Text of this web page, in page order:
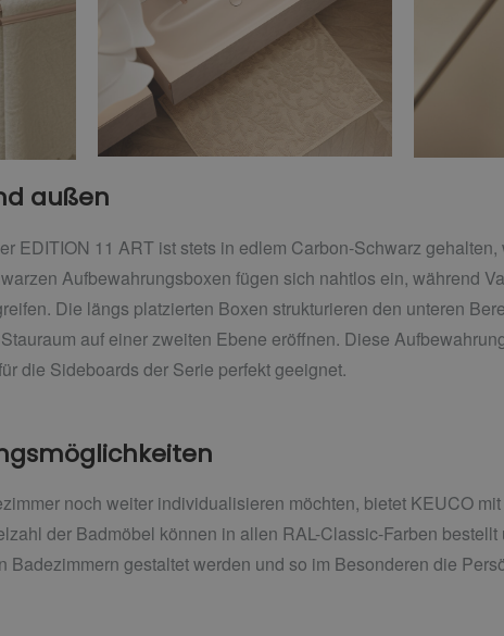
außen
EDITION 11 ART ist stets in edlem Carbon-Schwarz
Aufbewahrungsboxen fügen sich nahtlos ein, während
Die längs platzierten Boxen strukturieren den unteren
auf einer zweiten Ebene eröffnen. Diese
die Sideboards der Serie perfekt geeignet.
noch weiter individualisieren möchten, bietet KEUCO
der Badmöbel können in allen RAL-Classic-Farben bestellt
Badezimmern gestaltet werden und so im Besonderen die